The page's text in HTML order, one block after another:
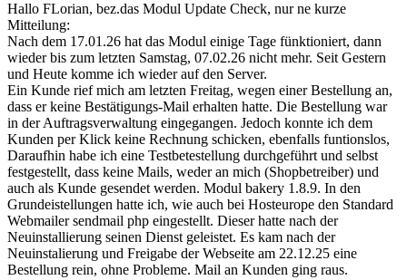
Hallo FLorian, bez.das Modul Update Check, nur ne kurze
Mitteilung:
Nach dem 17.01.26 hat das Modul einige Tage fünktioniert, dann
wieder bis zum letzten Samstag, 07.02.26 nicht mehr. Seit Gestern
und Heute komme ich wieder auf den Server.
Ein Kunde rief mich am letzten Freitag, wegen einer Bestellung an,
dass er keine Bestätigungs-Mail erhalten hatte. Die Bestellung war
in der Auftragsverwaltung eingegangen. Jedoch konnte ich dem
Kunden per Klick keine Rechnung schicken, ebenfalls funtionslos,
Daraufhin habe ich eine Testbetestellung durchgeführt und selbst
festgestellt, dass keine Mails, weder an mich (Shopbetreiber) und
auch als Kunde gesendet werden. Modul bakery 1.8.9. In den
Grundeistellungen hatte ich, wie auch bei Hosteurope den Standard
Webmailer sendmail php eingestellt. Dieser hatte nach der
Neuinstallierung seinen Dienst geleistet. Es kam nach der
Neuinstalierung und Freigabe der Webseite am 22.12.25 eine
Bestellung rein, ohne Probleme. Mail an Kunden ging raus.